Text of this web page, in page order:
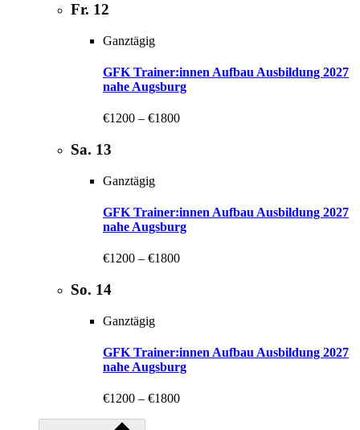
Fr. 12
Ganztägig
GFK Trainer:innen Aufbau Ausbildung 2027
nahe Augsburg
€1200 – €1800
Sa. 13
Ganztägig
GFK Trainer:innen Aufbau Ausbildung 2027
nahe Augsburg
€1200 – €1800
So. 14
Ganztägig
GFK Trainer:innen Aufbau Ausbildung 2027
nahe Augsburg
€1200 – €1800